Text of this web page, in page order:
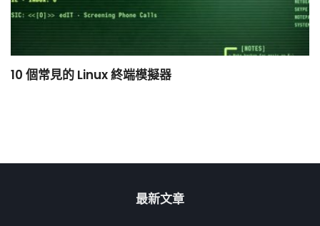
10 個常見的 Linux 終端模擬器
最新文章